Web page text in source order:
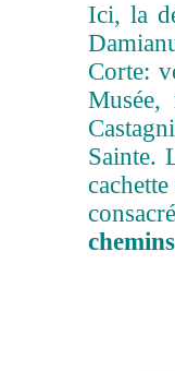
Ici, la
Corte:
Musée,
Sainte.